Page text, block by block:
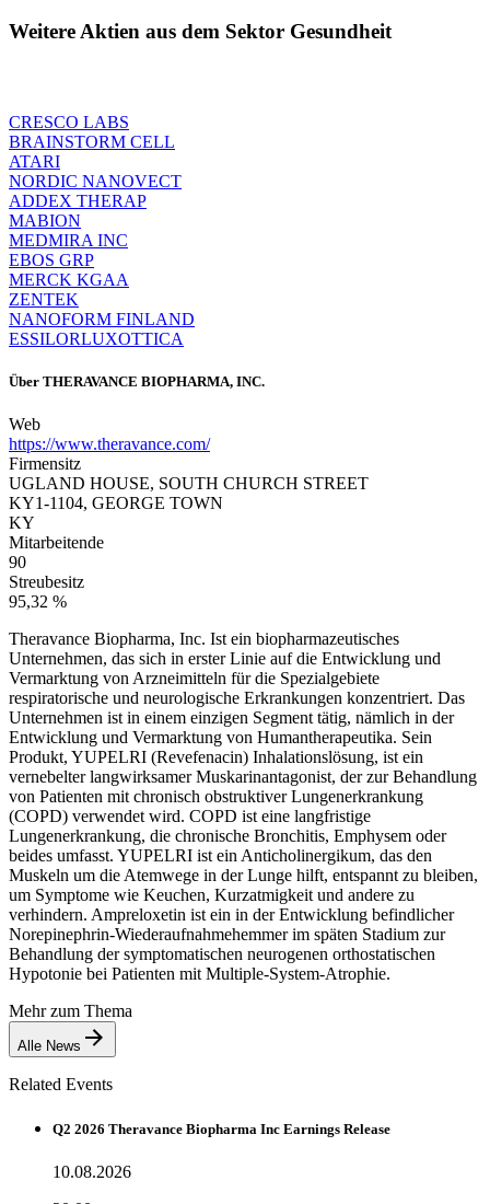
Weitere Aktien aus dem Sektor Gesundheit
CRESCO LABS
BRAINSTORM CELL
ATARI
NORDIC NANOVECT
ADDEX THERAP
MABION
MEDMIRA INC
EBOS GRP
MERCK KGAA
ZENTEK
NANOFORM FINLAND
ESSILORLUXOTTICA
Über THERAVANCE BIOPHARMA, INC.
Web
https://www.theravance.com/
Firmensitz
UGLAND HOUSE, SOUTH CHURCH STREET
KY1-1104, GEORGE TOWN
KY
Mitarbeitende
90
Streubesitz
95,32 %
Theravance Biopharma, Inc. Ist ein biopharmazeutisches
Unternehmen, das sich in erster Linie auf die Entwicklung und
Vermarktung von Arzneimitteln für die Spezialgebiete
respiratorische und neurologische Erkrankungen konzentriert. Das
Unternehmen ist in einem einzigen Segment tätig, nämlich in der
Entwicklung und Vermarktung von Humantherapeutika. Sein
Produkt, YUPELRI (Revefenacin) Inhalationslösung, ist ein
vernebelter langwirksamer Muskarinantagonist, der zur Behandlung
von Patienten mit chronisch obstruktiver Lungenerkrankung
(COPD) verwendet wird. COPD ist eine langfristige
Lungenerkrankung, die chronische Bronchitis, Emphysem oder
beides umfasst. YUPELRI ist ein Anticholinergikum, das den
Muskeln um die Atemwege in der Lunge hilft, entspannt zu bleiben,
um Symptome wie Keuchen, Kurzatmigkeit und andere zu
verhindern. Ampreloxetin ist ein in der Entwicklung befindlicher
Norepinephrin-Wiederaufnahmehemmer im späten Stadium zur
Behandlung der symptomatischen neurogenen orthostatischen
Hypotonie bei Patienten mit Multiple-System-Atrophie.
Mehr zum Thema
Alle News
Related Events
Q2 2026 Theravance Biopharma Inc Earnings Release
10.08.2026